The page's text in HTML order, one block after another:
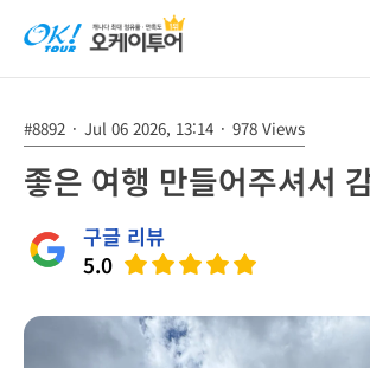
#8892 · Jul 06 2026, 13:14 · 978 Views
좋은 여행 만들어주셔서
구글 리뷰
5.0